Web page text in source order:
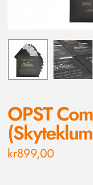
OPST
kr899,00